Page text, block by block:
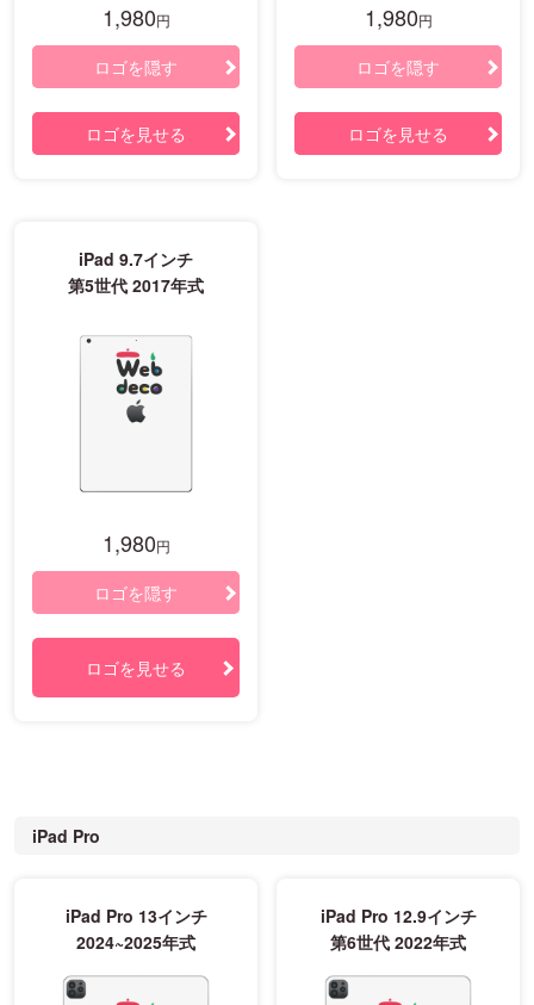
1,980円
ロゴを隠す
ロゴを見せる
1,980円
ロゴを隠す
ロゴを見せる
iPad 9.7インチ
第5世代 2017年式
1,980円
ロゴを隠す
ロゴを見せる
iPad Pro
iPad Pro 13インチ
2024~2025年式
iPad Pro 12.9インチ
第6世代 2022年式